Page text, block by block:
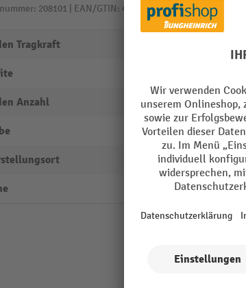
208101 | EAN/GTIN: 4047417507674Aus der
Tragkraft
Anzahl 1
lichtgrau
Swiss Made
1000